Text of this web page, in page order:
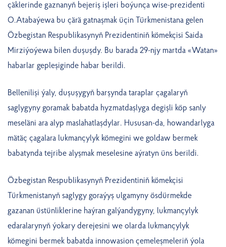
çäklerinde gaznanyň bejeriş işleri boýunça wise-prezidenti
O.Atabaýewa bu çärä gatnaşmak üçin Türkmenistana gelen
Özbegistan Respublikasynyň Prezidentiniň kömekçisi Saida
Mirziýoýewa bilen duşuşdy. Bu barada 29-njy martda «Watan»
habarlar gepleşiginde habar berildi.
Bellenilişi ýaly, duşuşygyň barşynda taraplar çagalaryň
saglygyny goramak babatda hyzmatdaşlyga degişli köp sanly
meseläni ara alyp maslahatlaşdylar. Hususan-da, howandarlyga
mätäç çagalara lukmançylyk kömegini we goldaw bermek
babatynda tejribe alyşmak meselesine aýratyn üns berildi.
Özbegistan Respublikasynyň Prezidentiniň kömekçisi
Türkmenistanyň saglygy goraýyş ulgamyny ösdürmekde
gazanan üstünliklerine haýran galýandygyny, lukmançylyk
edaralarynyň ýokary derejesini we olarda lukmançylyk
kömegini bermek babatda innowasion çemeleşmeleriň ýola